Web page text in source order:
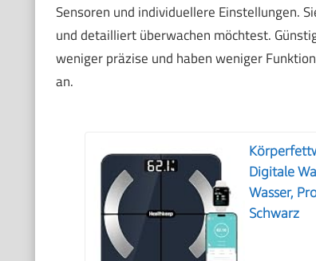
Sensoren und individuellere Einstellungen.
und detailliert überwachen möchtest.
weniger präzise und haben weniger
an.
Digitale
Wasser,
Schwarz